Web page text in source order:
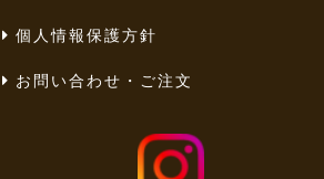
個人情報保護方針
お問い合わせ・ご注文